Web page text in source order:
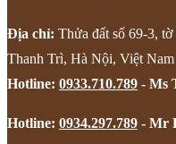
Địa chỉ: Thửa đất số 69-3,
Thanh Trì, Hà Nội, Việt Nam
Hotline: 0933.710.789 - Ms
Hotline: 0934.297.789 - Mr